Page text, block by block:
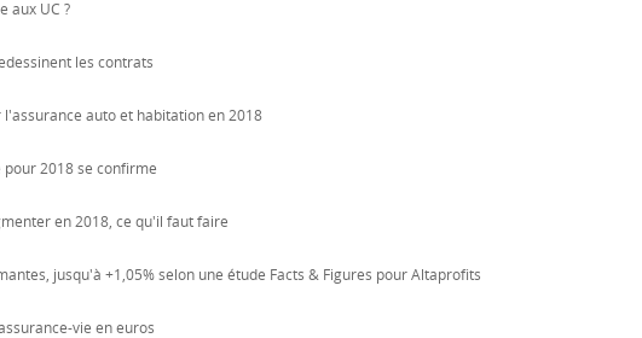
aux UC ?
les contrats
auto et habitation en 2018
2018 se confirme
en 2018, ce qu'il faut faire
jusqu'à +1,05% selon une étude Facts & Figures pour Altaprofits
vie en euros